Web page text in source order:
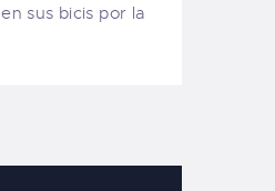
sus bicis por la